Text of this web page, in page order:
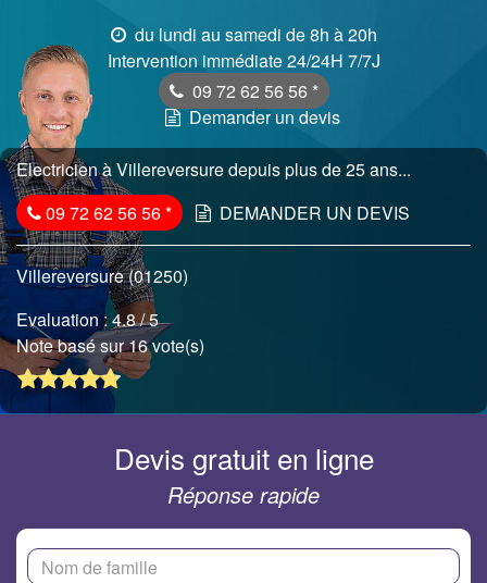
du lundi au samedi de 8h à 20h
Intervention immédiate 24/24H 7/7J
09 72 62 56 56 *
Demander un devis
Electricien à Villereversure depuis plus de 25 ans...
09 72 62 56 56* DEMANDER UN DEVIS
Villereversure (01250)
Evaluation :4.8/ 5
Note basé sur 16 vote(s)
Devis gratuit en ligne
Réponse rapide